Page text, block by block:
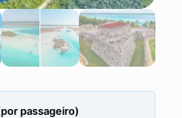
passageiro)